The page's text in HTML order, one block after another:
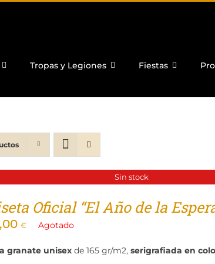
Tropas y Legiones Fiestas
Sin stock
Oficial “El Año de la
€ Agotado
granate unisexde 165 gr/m2, serigrafiada en